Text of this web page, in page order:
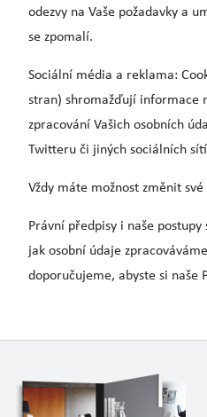
odezvy na Vaše požadavky a
se zpomalí.
Sociální média a reklama:
stran) shromažďují informace
zpracování Vašich osobních
Twitteru či jiných sociálních
Vždy máte možnost změnit
Právní předpisy i naše
jak osobní údaje
doporučujeme, abyste si naše